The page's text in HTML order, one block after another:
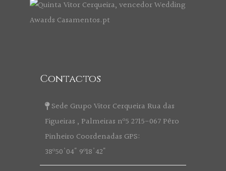
Contactos
Sede Grupo Vitor Cerqueira Rua das
Figueiras , Palmeiras nº5 2715-067 Pêro
Pinheiro Coordenadas GPS:
38º50'04" 9º18'42"